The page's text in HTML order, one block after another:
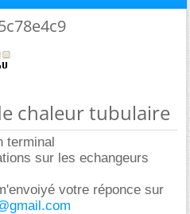
chaleur tubulaire
terminal
sur les echangeurs
votre réponce sur